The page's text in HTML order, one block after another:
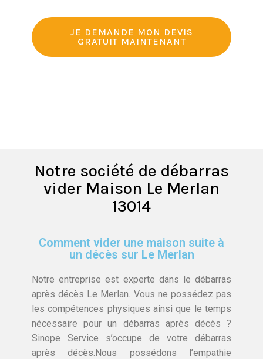
JE DEMANDE MON DEVIS
GRATUIT MAINTENANT
Notre société de débarras
vider Maison Le Merlan
13014
Comment vider une maison suite à
un décès sur Le Merlan
Notre entreprise est experte dans le débarras
après décès Le Merlan. Vous ne possédez pas
les compétences physiques ainsi que le temps
nécessaire pour un débarras après décès ?
Sinope Service s’occupe de votre débarras
après décès.Nous possédons l’empathie